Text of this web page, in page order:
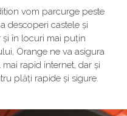
vom parcurge peste
descoperi castele și
și în locuri mai puțin
Orange ne va asigura
rapid internet, dar și
plăți rapide și sigure.